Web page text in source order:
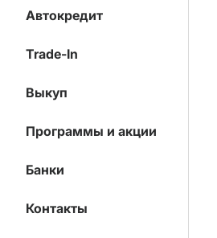
Автокредит
Trade-In
Выкуп
Программы и акции
Банки
Контакты